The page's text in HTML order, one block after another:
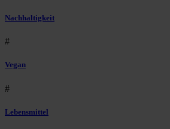
Nachhaltigkeit
#
Vegan
#
Lebensmittel